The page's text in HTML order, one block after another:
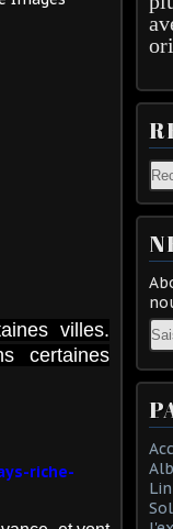
villes.
certaines
riche-